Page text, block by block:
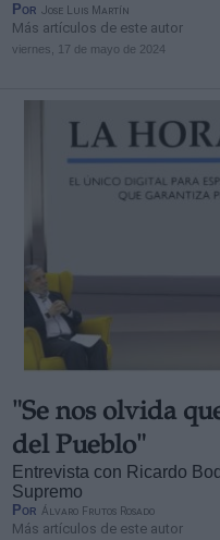
Por Jose Luis Martín
Más artículos de este autor
viernes, 17 de mayo de 2024
"Se nos olvida
del Pueblo"
Entrevista con Ricardo
Supremo
Por Álvaro Frutos Rosado
Más artículos de este autor